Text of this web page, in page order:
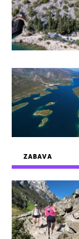
ZABAVA